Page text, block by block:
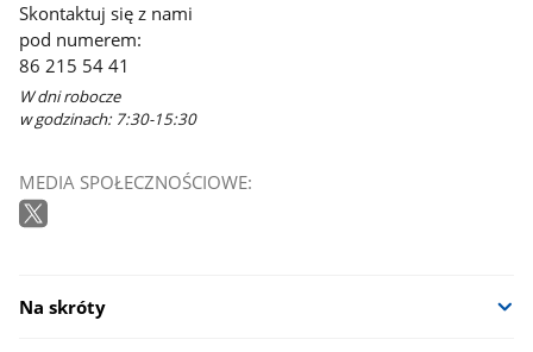
Skontaktuj się z nami
pod numerem:
86 215 54 41
W dni robocze
w godzinach: 7:30-15:30
MEDIA SPOŁECZNOŚCIOWE:
Na skróty